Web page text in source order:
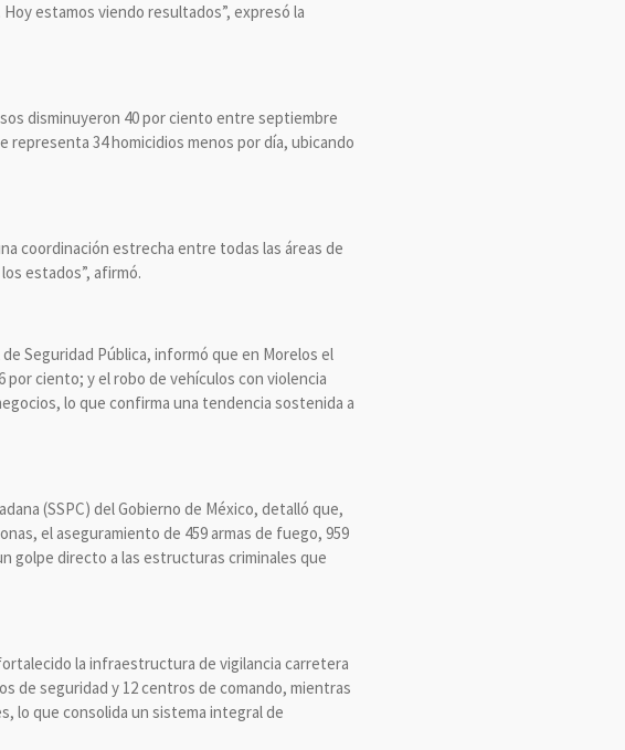
estamos viendo resultados”, expresó la
disminuyeron 40 por ciento entre septiembre
representa 34 homicidios menos por día, ubicando
coordinación estrecha entre todas las áreas de
estados”, afirmó.
Seguridad Pública, informó que en Morelos el
por ciento; y el robo de vehículos con violencia
lo que confirma una tendencia sostenida a
(SSPC) del Gobierno de México, detalló que,
el aseguramiento de 459 armas de fuego, 959
golpe directo a las estructuras criminales que
la infraestructura de vigilancia carretera
de seguridad y 12 centros de comando, mientras
lo que consolida un sistema integral de